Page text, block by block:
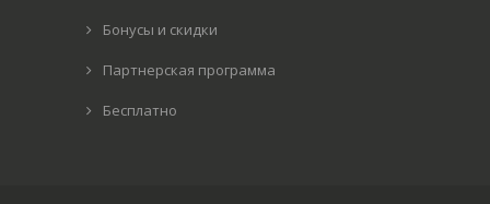
Бонусы и скидки
Партнерская программа
Бесплатно